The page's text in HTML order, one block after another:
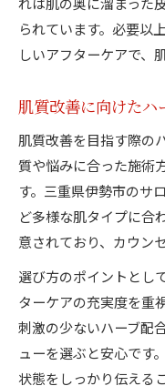
られています。必要以
しいアフターケアで、
肌質改善に向けたハ
肌質改善を目指す際の
質や悩みに合った施術
す。三重県伊勢市のサ
ど多様な肌タイプに合
意されており、カウン
選び方のポイントとし
ターケアの充実度を重
刺激の少ないハーブ配
ューを選ぶと安心です
状態をしっかり伝える